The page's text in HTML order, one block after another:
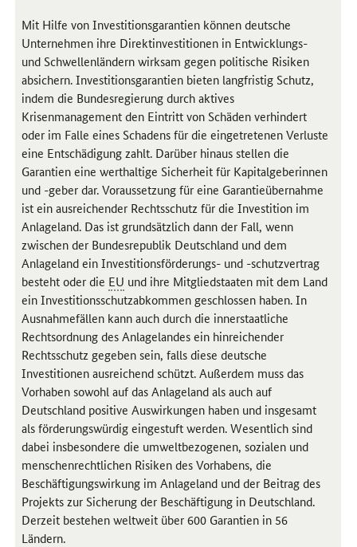
Mit Hilfe von Investitionsgarantien können deutsche
Unternehmen ihre Direktinvestitionen in Entwicklungs-
und Schwellenländern wirksam gegen politische Risiken
absichern. Investitionsgarantien bieten langfristig Schutz,
indem die Bundesregierung durch aktives
Krisenmanagement den Eintritt von Schäden verhindert
oder im Falle eines Schadens für die eingetretenen Verluste
eine Entschädigung zahlt. Darüber hinaus stellen die
Garantien eine werthaltige Sicherheit für Kapitalgeberinnen
und -geber dar. Voraussetzung für eine Garantieübernahme
ist ein ausreichender Rechtsschutz für die Investition im
Anlageland. Das ist grundsätzlich dann der Fall, wenn
zwischen der Bundesrepublik Deutschland und dem
Anlageland ein Investitionsförderungs- und -schutzvertrag
besteht oder die EU und ihre Mitgliedstaaten mit dem Land
ein Investitionsschutzabkommen geschlossen haben. In
Ausnahmefällen kann auch durch die innerstaatliche
Rechtsordnung des Anlagelandes ein hinreichender
Rechtsschutz gegeben sein, falls diese deutsche
Investitionen ausreichend schützt. Außerdem muss das
Vorhaben sowohl auf das Anlageland als auch auf
Deutschland positive Auswirkungen haben und insgesamt
als förderungswürdig eingestuft werden. Wesentlich sind
dabei insbesondere die umweltbezogenen, sozialen und
menschenrechtlichen Risiken des Vorhabens, die
Beschäftigungswirkung im Anlageland und der Beitrag des
Projekts zur Sicherung der Beschäftigung in Deutschland.
Derzeit bestehen weltweit über 600 Garantien in 56
Ländern.